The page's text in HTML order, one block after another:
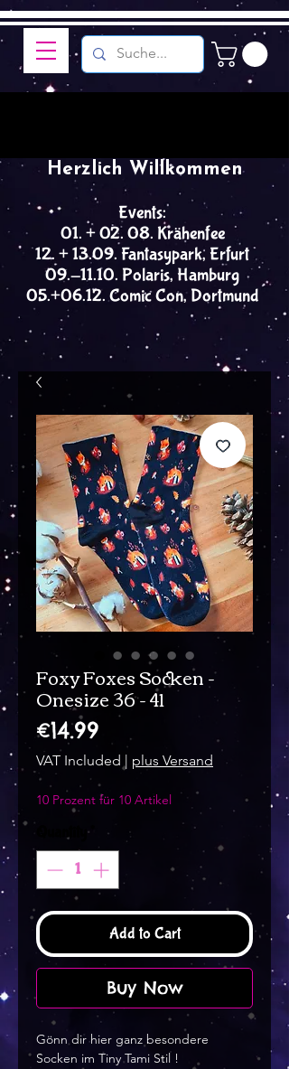
Events:
01. + 02. 08. Krähenfee
12. + 13.09. Fantasypark, Erfurt
09.-11.10. Polaris, Hamburg
05.+06.12. Comic Con, Dortmund
Herzlich Willkommen
Foxy Foxes Socken -
Onesize 36 - 41
€14.99
VAT Included | plus Versand
10 Prozent für 10 Artikel
Quantity
Add to Cart
Buy Now
Gönn dir hier ganz besondere
Socken im Tiny Tami Stil !